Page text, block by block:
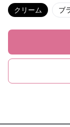
クリーム ブ